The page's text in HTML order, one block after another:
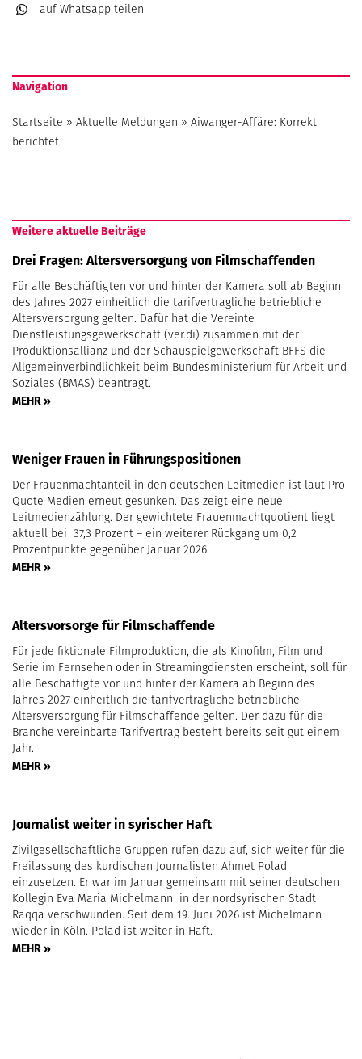
auf Whatsapp teilen
Navigation
Startseite » Aktuelle Meldungen » Aiwanger-Affäre: Korrekt
berichtet
Weitere aktuelle Beiträge
Drei Fragen: Altersversorgung von Filmschaffenden
Für alle Beschäftigten vor und hinter der Kamera soll ab Beginn
des Jahres 2027 einheitlich die tarifvertragliche betriebliche
Altersversorgung gelten. Dafür hat die Vereinte
Dienstleistungsgewerkschaft (ver.di) zusammen mit der
Produktionsallianz und der Schauspielgewerkschaft BFFS die
Allgemeinverbindlichkeit beim Bundesministerium für Arbeit und
Soziales (BMAS) beantragt.
MEHR »
Weniger Frauen in Führungspositionen
Der Frauenmachtanteil in den deutschen Leitmedien ist laut Pro
Quote Medien erneut gesunken. Das zeigt eine neue
Leitmedienzählung. Der gewichtete Frauenmachtquotient liegt
aktuell bei 37,3 Prozent – ein weiterer Rückgang um 0,2
Prozentpunkte gegenüber Januar 2026.
MEHR »
Altersvorsorge für Filmschaffende
Für jede fiktionale Filmproduktion, die als Kinofilm, Film und
Serie im Fernsehen oder in Streamingdiensten erscheint, soll für
alle Beschäftigte vor und hinter der Kamera ab Beginn des
Jahres 2027 einheitlich die tarifvertragliche betriebliche
Altersversorgung für Filmschaffende gelten. Der dazu für die
Branche vereinbarte Tarifvertrag besteht bereits seit gut einem
Jahr.
MEHR »
Journalist weiter in syrischer Haft
Zivilgesellschaftliche Gruppen rufen dazu auf, sich weiter für die
Freilassung des kurdischen Journalisten Ahmet Polad
einzusetzen. Er war im Januar gemeinsam mit seiner deutschen
Kollegin Eva Maria Michelmann in der nordsyrischen Stadt
Raqqa verschwunden. Seit dem 19. Juni 2026 ist Michelmann
wieder in Köln. Polad ist weiter in Haft.
MEHR »